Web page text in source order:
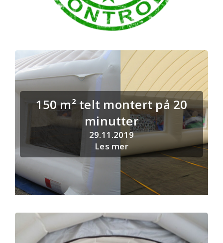
150 m² telt montert på 20
minutter
29.11.2019
Les mer